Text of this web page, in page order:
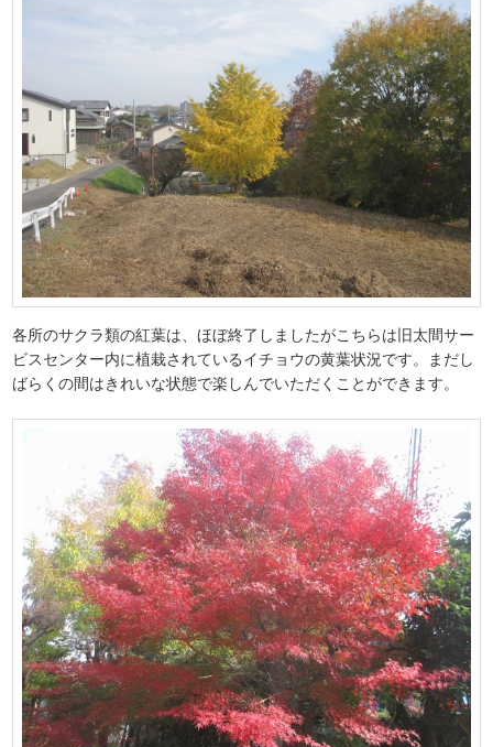
各所のサクラ類の紅葉は、ほぼ終了しましたがこちらは旧太間サー
ビスセンター内に植栽されているイチョウの黄葉状況です。まだし
ばらくの間はきれいな状態で楽しんでいただくことができます。